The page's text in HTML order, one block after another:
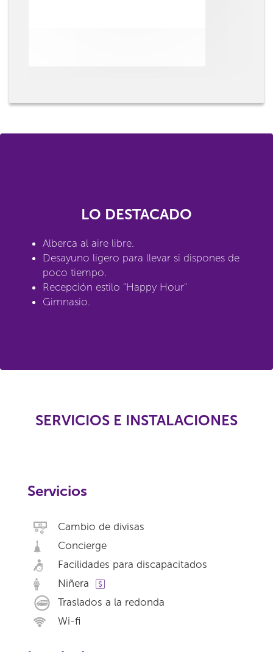
LO DESTACADO
Alberca al aire libre.
Desayuno ligero para llevar si dispones de
poco tiempo.
Recepción estilo "Happy Hour"
Gimnasio.
SERVICIOS E INSTALACIONES
Servicios
Cambio de divisas
Concierge
Facilidades para discapacitados
Niñera
Traslados a la redonda
Wi-fi